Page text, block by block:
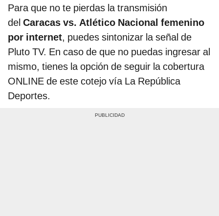
Para que no te pierdas la transmisión
del Caracas vs. Atlético Nacional femenino
por internet, puedes sintonizar la señal de
Pluto TV. En caso de que no puedas ingresar al
mismo, tienes la opción de seguir la cobertura
ONLINE de este cotejo vía La República
Deportes.